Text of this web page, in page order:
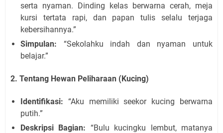
serta nyaman. Dinding kelas berwarna cerah, meja
kursi tertata rapi, dan papan tulis selalu terjaga
kebersihannya.”
Simpulan: “Sekolahku indah dan nyaman untuk
belajar.”
2. Tentang Hewan Peliharaan (Kucing)
Identifikasi: “Aku memiliki seekor kucing berwarna
putih.”
Deskripsi Bagian: “Bulu kucingku lembut, matanya